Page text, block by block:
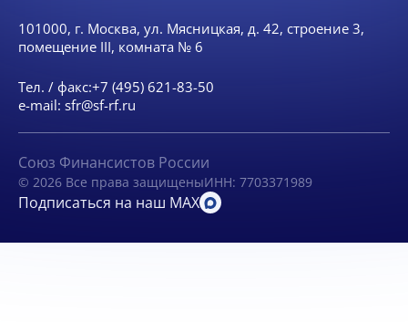
101000, г. Москва, ул. Мясницкая, д. 42, строение 3,
помещение III, комната № 6
Тел. / факс:+7 (495) 621-83-50
e-mail: sfr@sf-rf.ru
Союз Финансистов России
© 2026 Все права защищеныИНН: 7703371989
Подписаться на наш MAX